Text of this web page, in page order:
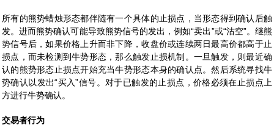
所有的熊势蜡烛形态都伴随有一个具体的止损点，当形态得到确认后触
发。进而熊势确认可能导致熊势信号的发出，例如“卖出”或“沽空”。继熊
势信号后，如果价格上升而非下降，收盘价或连续两日最高价都高于止
损点，而未检测到牛势形态，那么触发止损机制。一旦触发，则最近确
认的熊势形态止损点开始充当牛势形态本身的确认点。然后系统寻找牛
势确认以发出“买入”信号。对于已触发的止损点，价格必须在止损点上
方进行牛势确认。
交易者行为